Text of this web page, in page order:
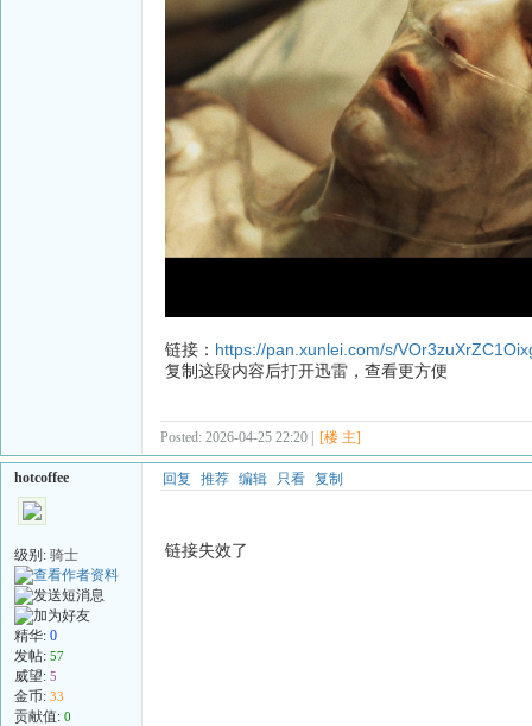
链接： https://pan.xunlei.com/s/
复制这段内容后打开迅雷，查看更方便
Posted: 2026-04-25 22:20 | [楼 主]
hotcoffee
级别: 骑士
精华: 0
发帖: 57
威望: 5
金币: 33
贡献值: 0
回复 推荐 编辑 只看 复制
链接失效了